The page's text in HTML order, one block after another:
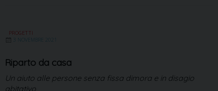
PROGETTI
3 NOVEMBRE 2021
Riparto da casa
Un aiuto alle persone senza fissa dimora e in disagio
abitativo